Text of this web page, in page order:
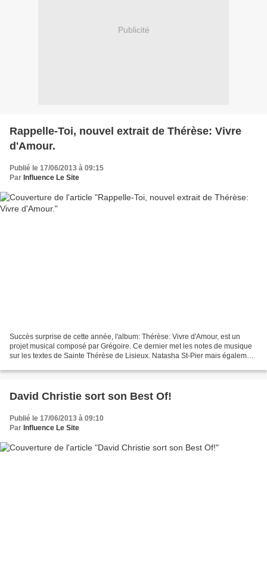
Publicité
Rappelle-Toi, nouvel extrait de Thérèse: Vivre
d'Amour.
Publié le 17/06/2013 à 09:15
Par Influence Le Site
Succès surprise de cette année, l'album: Thérèse: Vivre d'Amour, est un
projet musical composé par Grégoire. Ce dernier met les notes de musique
sur les textes de Sainte Thérèse de Lisieux. Natasha St-Pier mais également
David Christie sort son Best Of!
Publié le 17/06/2013 à 09:10
Par Influence Le Site